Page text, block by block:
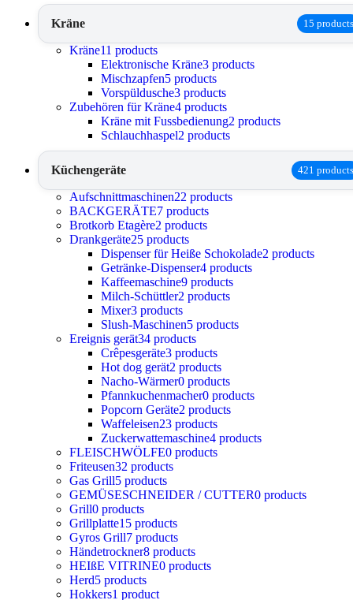
Kräne 15 products
Kräne11 products
Elektronische Kräne3 products
Mischzapfen5 products
Vorspüldusche3 products
Zubehören für Kräne4 products
Kräne mit Fussbedienung2 products
Schlauchhaspel2 products
Küchengeräte 421 products
Aufschnittmaschinen22 products
BACKGERÄTE7 products
Brotkorb Etagère2 products
Drankgeräte25 products
Dispenser für Heiße Schokolade2 products
Getränke-Dispenser4 products
Kaffeemaschine9 products
Milch-Schüttler2 products
Mixer3 products
Slush-Maschinen5 products
Ereignis gerät34 products
Crêpesgeräte3 products
Hot dog gerät2 products
Nacho-Wärmer0 products
Pfannkuchenmacher0 products
Popcorn Geräte2 products
Waffeleisen23 products
Zuckerwattemaschine4 products
FLEISCHWÖLFE0 products
Friteusen32 products
Gas Grill5 products
GEMÜSESCHNEIDER / CUTTER0 products
Grill0 products
Grillplatte15 products
Gyros Grill7 products
Händetrockner8 products
HEIßE VITRINE0 products
Herd5 products
Hokkers1 product